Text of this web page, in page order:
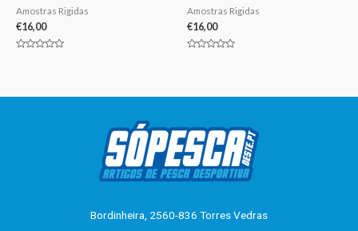
Amostras Rigidas
€16,00
Amostras Rigidas
€16,00
Bordinheira, 2560-836 Torres Vedras